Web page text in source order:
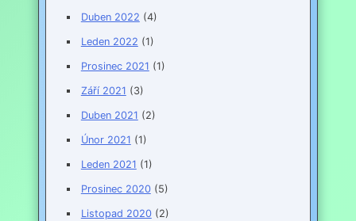
Duben 2022 (4)
Leden 2022 (1)
Prosinec 2021 (1)
Září 2021 (3)
Duben 2021 (2)
Únor 2021 (1)
Leden 2021 (1)
Prosinec 2020(5)
Listopad 2020(2)